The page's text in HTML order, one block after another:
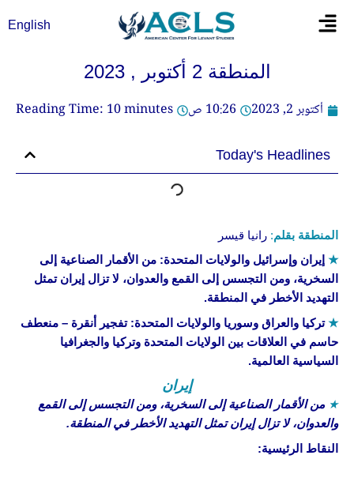
Flyout
English
المنطقة 2 أكتوبر , 2023
أكتوبر 2, 2023
10:26 ص Reading Time: 10minutes
Today's Headlines
المنطقة بقلم: رانيا قيسر
★ إيران وإسرائيل والولايات المتحدة: من الأقمار الصناعية إلى
السخرية، ومن التجسس إلى القمع والعدوان، لا تزال إيران تمثل
التهديد الأخطر في المنطقة.
★تركيا والعراق وسوريا والولايات المتحدة: تفجير أنقرة – منعطف
حاسم في العلاقات بين الولايات المتحدة وتركيا والجغرافيا
السياسية العالمية.
إيران
★ من الأقمار الصناعية إلى السخرية، ومن التجسس إلى القمع
والعدوان، لا تزال إيران تمثل التهديد الأخطر في المنطقة.
النقاط الرئيسية: